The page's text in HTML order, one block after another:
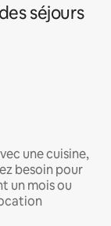
séjours
une cuisine,
besoin pour
un mois ou